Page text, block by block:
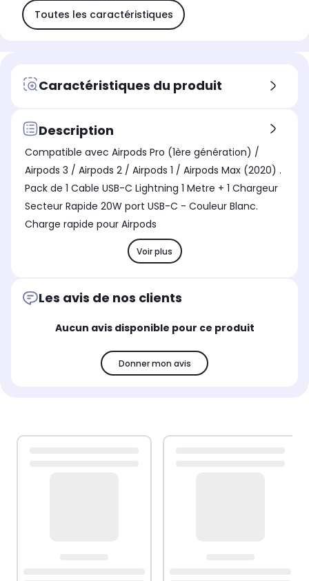
Toutes les caractéristiques
Caractéristiques du produit
Description
Compatible avec Airpods Pro (1ère génération) /
Airpods 3 / Airpods 2 / Airpods 1 / Airpods Max (2020) .
Pack de 1 Cable USB-C Lightning 1 Metre + 1 Chargeur
Secteur Rapide 20W port USB-C - Couleur Blanc.
Charge rapide pour Airpods
Voir plus
Les avis de nos clients
Aucun avis disponible pour ce produit
Donner mon avis